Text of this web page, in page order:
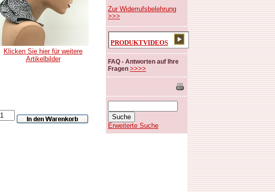
Klicken Sie hier für weitere
Artikelbilder
Zur Widerrufsbelehrung
>>>
PRODUKTVIDEOS
FAQ - Antworten auf Ihre
Fragen >>>>
Erweiterte Suche